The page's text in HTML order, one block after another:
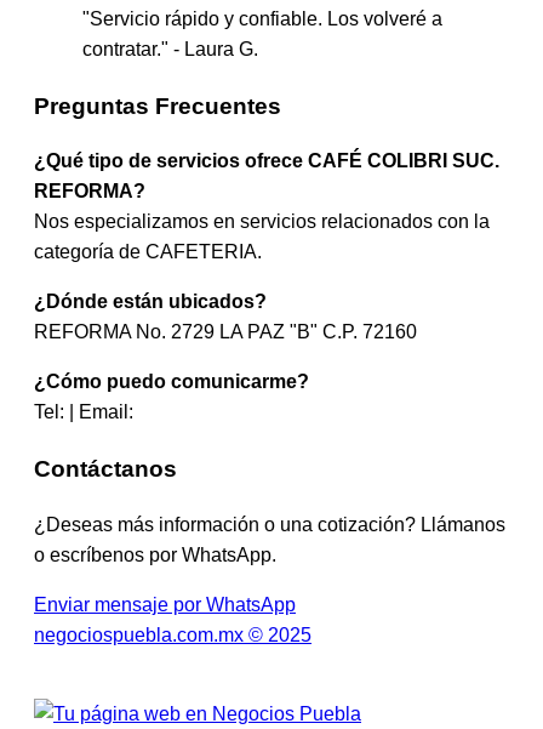
"Servicio rápido y confiable. Los volveré a
contratar." - Laura G.
Preguntas Frecuentes
¿Qué tipo de servicios ofrece CAFÉ COLIBRI SUC.
REFORMA?
Nos especializamos en servicios relacionados con la
categoría de CAFETERIA.
¿Dónde están ubicados?
REFORMA No. 2729 LA PAZ "B" C.P. 72160
¿Cómo puedo comunicarme?
Tel: | Email:
Contáctanos
¿Deseas más información o una cotización? Llámanos
o escríbenos por WhatsApp.
Enviar mensaje por WhatsApp
negociospuebla.com.mx © 2025